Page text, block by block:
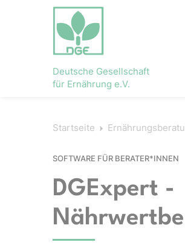
Deutsche Gesellschaft
für Ernährung e.V.
Startseite
SOFTWARE FÜR BERATER*INNEN
DGExpert -